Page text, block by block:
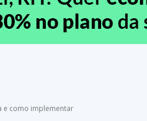
e como implementar